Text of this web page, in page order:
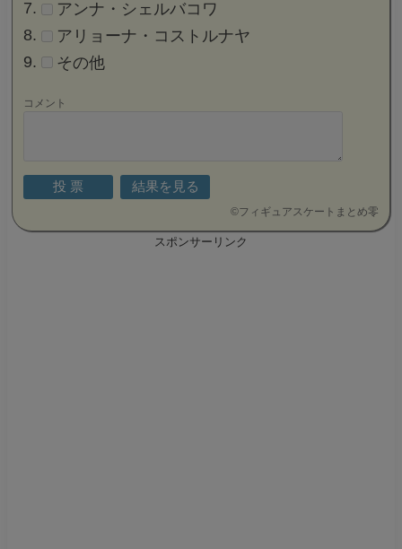
アンナ・シェルバコワ
アリョーナ・コストルナヤ
その他
コメント
©フィギュアスケートまとめ零
スポンサーリンク